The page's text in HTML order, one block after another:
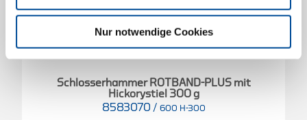
Nur notwendige Cookies
Schlosserhammer ROTBAND-PLUS mit
Hickorystiel 300 g
8583070 / 600 H-300